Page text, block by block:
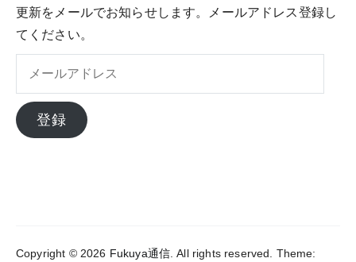
更新をメールでお知らせします。メールアドレス登録し
てください。
ル
ア
登録
Copyright © 2026 Fukuya通信 . All rights reserved. Theme: